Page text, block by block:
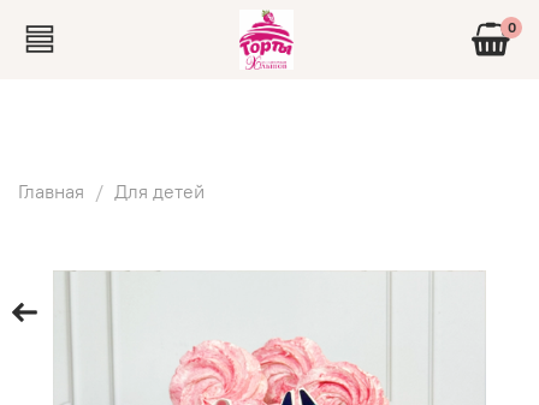
0
Главная Для детей